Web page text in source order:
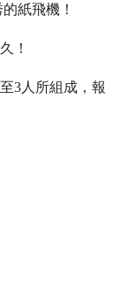
紙飛機！
！
3人所組成，報